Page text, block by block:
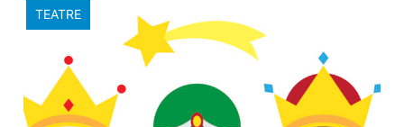
TEATRE